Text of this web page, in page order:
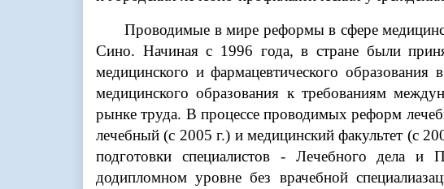
Проводимые в мире реформы в сфере
Сино. Начиная с 1996 года, в стране были
медицинского и фармацевтического
медицинского образования к требованиям
рынке труда. В процессе проводимых реформ
лечебный (с 2005 г.) и медицинский факультет (с
подготовки специалистов - Лечебного дела и
додипломном уровне без врачебной